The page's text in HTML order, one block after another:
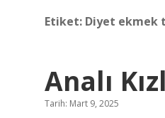
Etiket: Diyet ekmek
Analı
Tarih: Mart 9, 2025